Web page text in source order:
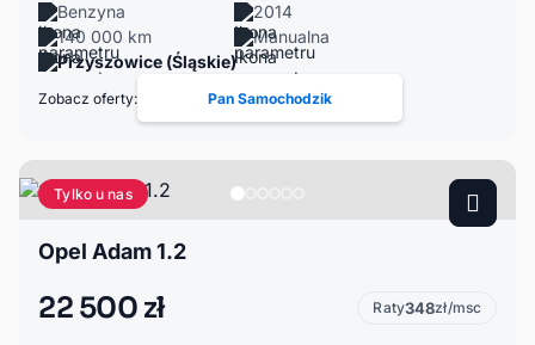
Benzyna
2014
140 000 km
Manualna
Przyszowice (Śląskie)
Zobacz oferty: Pan Samochodzik
Tylko u nas
Opel Adam 1.2
22 500 zł Raty348zł/msc